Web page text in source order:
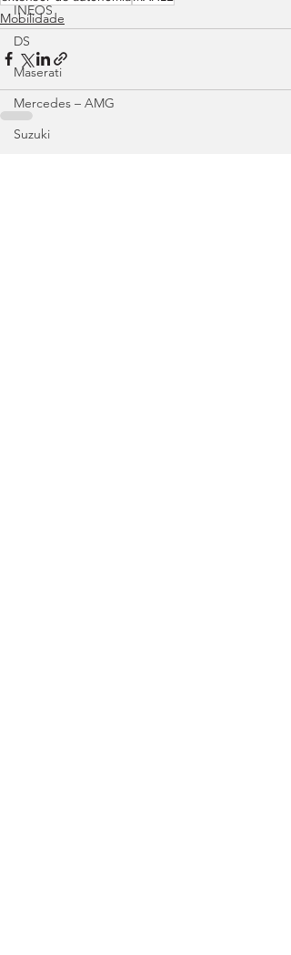
INEOS
DS
Maserati
Mercedes – AMG
Suzuki
Mobilidade